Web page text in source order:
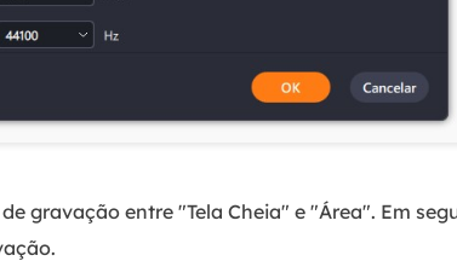
gravação entre "Tela Cheia" e "Área". Em